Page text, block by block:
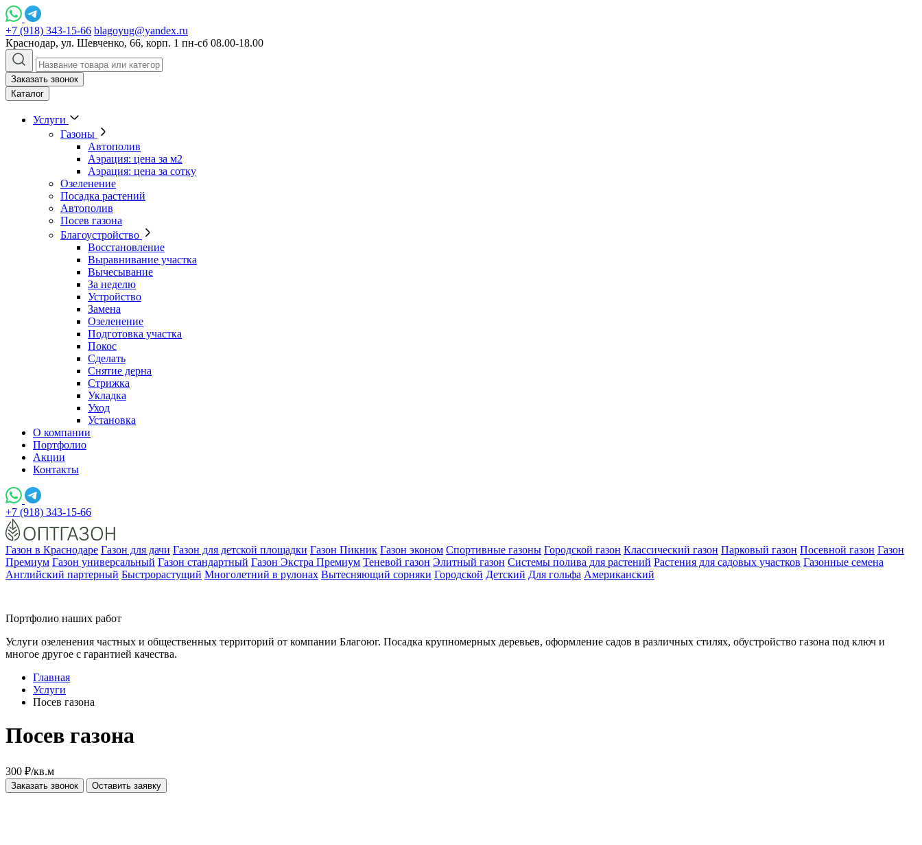
+7 (918) 343-15-66 blagoyug@yandex.ru
Краснодар, ул. Шевченко, 66, корп. 1 пн-сб 08.00-18.00
Заказать звонок
Каталог
Услуги
Газоны
Автополив
Аэрация: цена за м2
Аэрация: цена за сотку
Озеленение
Посадка растений
Автополив
Посев газона
Благоустройство
Восстановление
Выравнивание участка
Вычесывание
За неделю
Устройство
Замена
Озеленение
Подготовка участка
Покос
Сделать
Снятие дерна
Стрижка
Укладка
Уход
Установка
О компании
Портфолио
Акции
Контакты
+7 (918) 343-15-66
Газон в Краснодаре Газон для дачи Газон для детской площадки Газон Пикник Газон эконом Спортивные газоны Городской газон Классический газон Парковый газон Посевной газон Газон
Премиум Газон универсальный Газон стандартный Газон Экстра Премиум Теневой газон Элитный газон Системы полива для растений Растения для садовых участков Газонные семена
Английский партерный Быстрорастущий Многолетний в рулонах Вытесняющий сорняки Городской Детский Для гольфа Американский
Портфолио наших работ
Услуги озеленения частных и общественных территорий от компании Благоюг. Посадка крупномерных деревьев, оформление садов в различных стилях, обустройство газона под ключ и
многое другое с гарантией качества.
Главная
Услуги
Посев газона
Посев газона
300 ₽/кв.м
Заказать звонок Оставить заявку